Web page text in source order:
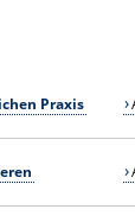
Praxis